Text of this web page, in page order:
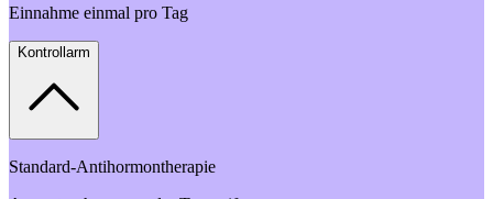
Einnahme einmal pro Tag
Kontrollarm
Standard-Antihormontherapie